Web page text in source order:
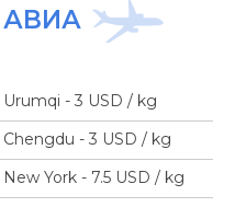
АВИА
Urumqi - 3 USD / kg
Chengdu - 3 USD / kg
New York - 7.5 USD / kg